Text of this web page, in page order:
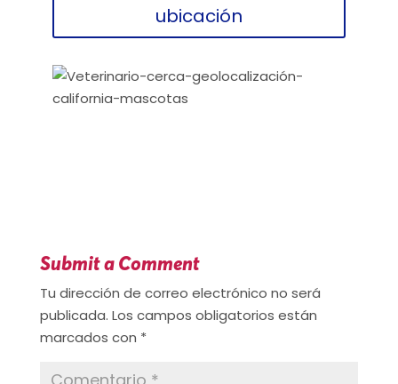
ubicación
Submit a Comment
Tu dirección de correo electrónico no será
publicada. Los campos obligatorios están
marcados con *